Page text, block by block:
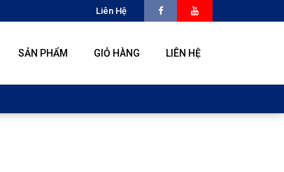
Liên Hệ
SẢN PHẨM GIỎ HÀNG LIÊN HỆ